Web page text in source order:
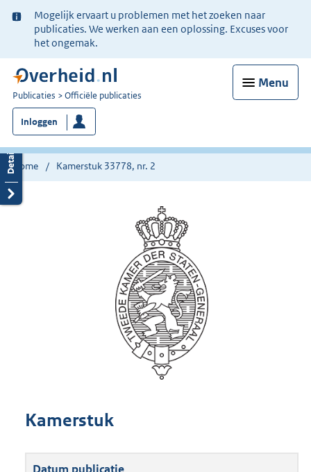
Ter
informatie:
Mogelijk ervaart u problemen met het zoeken naar
publicaties. We werken aan een oplossing. Excuses voor
het ongemak.
Menu
U
bent
nu
hier:
Publicaties Officiële publicaties
Inloggen
Home Kamerstuk 33778, nr. 2
Kamerstuk